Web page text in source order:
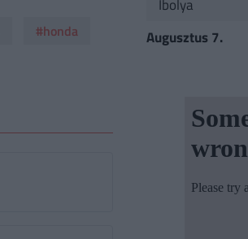
#honda
Ibolya
Augusztus 7.